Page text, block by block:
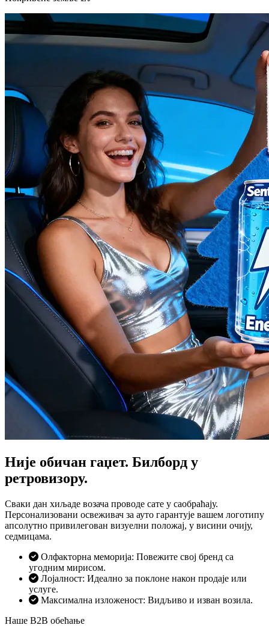
Није обичан гаџет. Билборд у
ретровизору.
Сваки дан хиљаде возача проводе сате у саобраћају.
Персонализовани освеживач за ауто гарантује вашем логотипу
апсолутно привилегован визуелни положај, у висини очију,
седмицама.
Олфакторна меморија: Повежите свој бренд са
угодним мирисом.
Лојалност: Идеално за поклоне након продаје или
услуге.
Максимална изложеност: Видљиво и изван возила.
Наше B2B обећање